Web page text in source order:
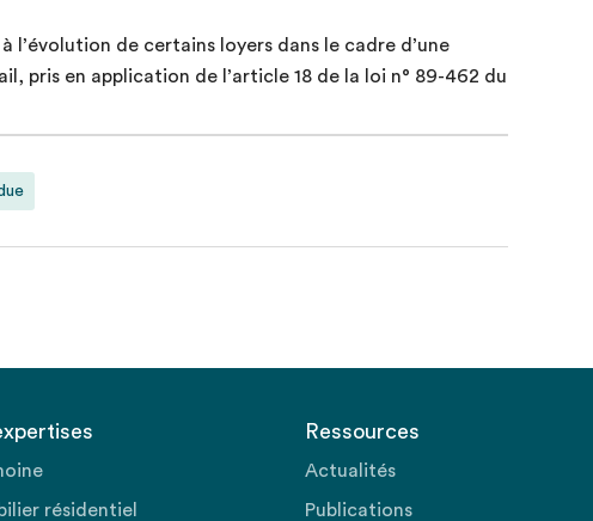
l’évolution de certains loyers dans le cadre d’une
pris en application de l’article 18 de la loi n° 89-462 du
résidentiel
Ressources
Actualités
Publications